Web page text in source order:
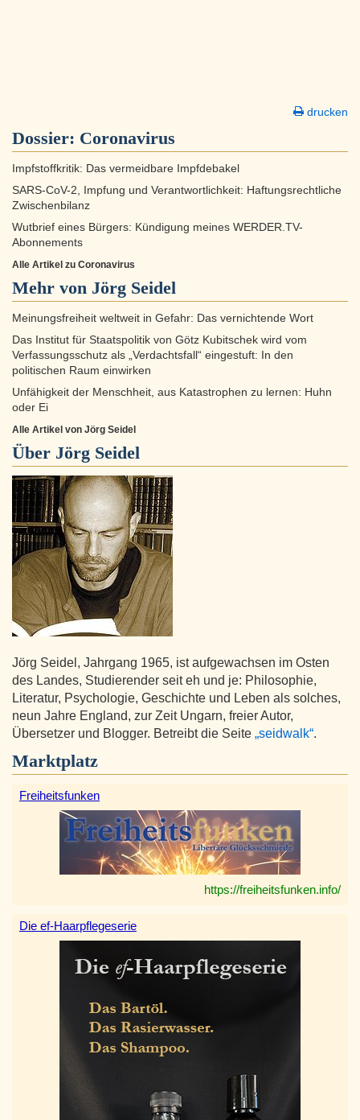
drucken
Dossier: Coronavirus
Impfstoffkritik: Das vermeidbare Impfdebakel
SARS-CoV-2, Impfung und Verantwortlichkeit: Haftungsrechtliche
Zwischenbilanz
Wutbrief eines Bürgers: Kündigung meines WERDER.TV-
Abonnements
Alle Artikel zu Coronavirus
Mehr von Jörg Seidel
Meinungsfreiheit weltweit in Gefahr: Das vernichtende Wort
Das Institut für Staatspolitik von Götz Kubitschek wird vom
Verfassungsschutz als „Verdachtsfall“ eingestuft: In den
politischen Raum einwirken
Unfähigkeit der Menschheit, aus Katastrophen zu lernen: Huhn
oder Ei
Alle Artikel von Jörg Seidel
Über Jörg Seidel
Jörg Seidel, Jahrgang 1965, ist aufgewachsen im Osten
des Landes, Studierender seit eh und je: Philosophie,
Literatur, Psychologie, Geschichte und Leben als solches,
neun Jahre England, zur Zeit Ungarn, freier Autor,
Übersetzer und Blogger. Betreibt die Seite „seidwalk“.
Marktplatz
Freiheitsfunken
https://freiheitsfunken.info/
Die ef-Haarpflegeserie